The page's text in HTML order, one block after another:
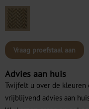
Vraag proefstaal aan
Advies aan huis
Twijfelt u over de kleuren
vrijblijvend advies aan